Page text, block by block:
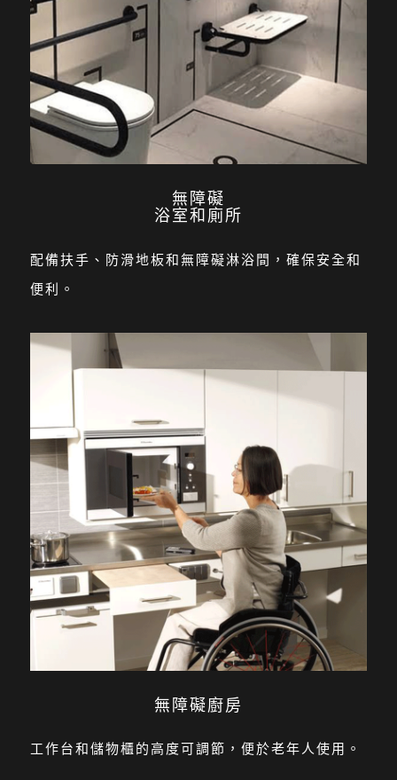
無障礙
浴室和廁所
配備扶手、防滑地板和無障礙淋浴間，確保安全和
便利。
無障礙廚房
工作台和儲物櫃的高度可調節，便於老年人使用。